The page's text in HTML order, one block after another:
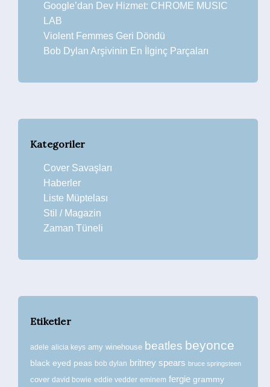
Google’dan Dev Hizmet: CHROME MUSIC
LAB
Violent Femmes Geri Döndü
Bob Dylan Arşivinin En İlginç Parçaları
Kategoriler
Cover Savaşları
Haberler
Liste Müptelası
Stil / Magazin
Zaman Tüneli
Etiketler
adele alicia keys amy winehouse beatles beyonce
black eyed peas bob dylan britney spears bruce springsteen
cover david bowie eddie vedder eminem fergie grammy